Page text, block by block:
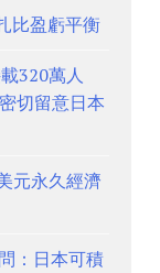
比盈虧平衡
320萬人
切留意日本
元永久經濟
：日本可積